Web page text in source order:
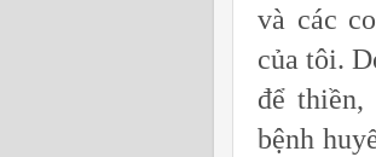
và các
của tôi.
để
bệnh